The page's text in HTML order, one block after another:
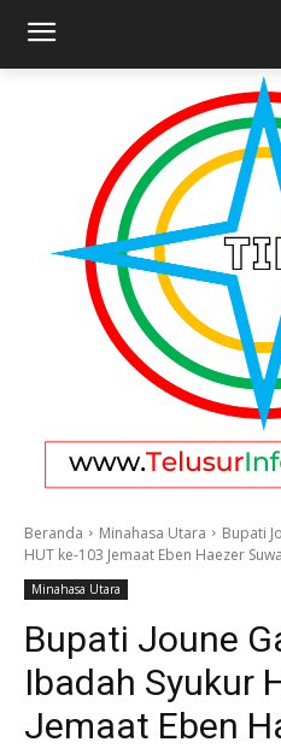
Beranda Minahasa Utara
Bupati
HUT ke-103 Jemaat Eben Haezer
Minahasa Utara
Bupati Joune
Ibadah Syukur
Jemaat Eben